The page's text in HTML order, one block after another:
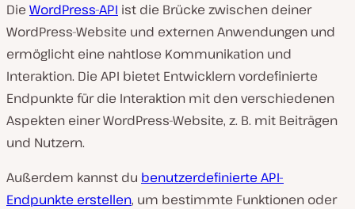
Die WordPress-API ist die Brücke zwischen deiner
WordPress-Website und externen Anwendungen und
ermöglicht eine nahtlose Kommunikation und
Interaktion. Die API bietet Entwicklern vordefinierte
Endpunkte für die Interaktion mit den verschiedenen
Aspekten einer WordPress-Website, z. B. mit Beiträgen
und Nutzern.
Außerdem kannst du benutzerdefinierte API-
Endpunkte erstellen, um bestimmte Funktionen oder